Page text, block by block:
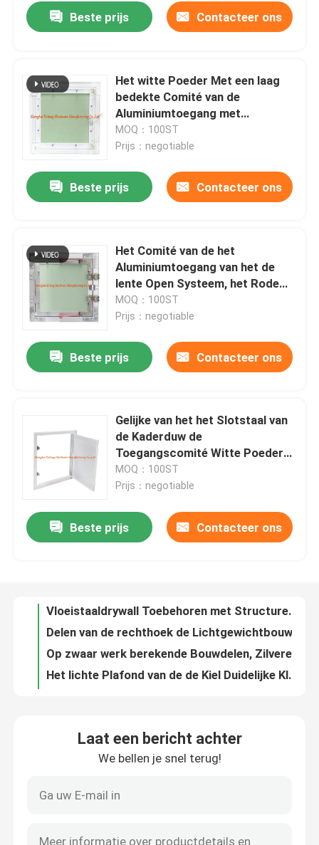
Huis
Producten
Ongeveer ons
Kwaliteitscontrole
Contacteer ons
Het Comité van de aluminiumtoegang
Het Comité van de staaltoegang
Drywall toebehoren
Beste prijs Contacteer ons
Het witte Poeder Met een laag
bedekte Comité van de
Aluminiumtoegang met
Facultatieve het Koordhaken van
het Aluminiumkader voor
MOQ：100ST
Prijs：negotiable
Beste prijs Contacteer ons
Het Comité van de het
Aluminiumtoegang van het de
lente Open Systeem, het Rode
Haakdrywall Comité van de
Plafondtoegang
MOQ：100ST
Prijs：negotiable
Beste prijs Contacteer ons
Gelijke van het het Slotstaal van
de Kaderduw de
Toegangscomité Witte Poeder
Met een laag bedekte Schaduw
Gap
MOQ：100ST
Prijs：negotiable
Beste prijs Contacteer ons
Vloeistaaldrywall Toebehoren met Structureel Staaloem Steun
Duidelijk het Nikkelplateren van Kleuren Verticaal Blind Klemmen voor de Ingepaste Bar van M6/M8-
Gegalvaniseerde Staalmetaal het Stempelen Delen, de Klemmen van de het Staallente van het Zinkplateren
Galvanisch het Metaal van de Corrosiepreventie het Stempelen Materieel de Palletpakket van het Delenstaal
Laat een bericht achter
We bellen je snel terug!